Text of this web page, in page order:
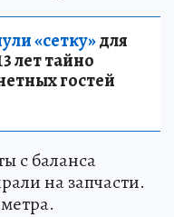
«сетку»для
лет тайно
гостей
с баланса
на запчасти.